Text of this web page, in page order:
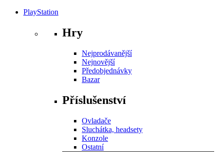
PlayStation
Hry
Nejprodávanější
Nejnovější
Předobjednávky
Bazar
Příslušenství
Ovladače
Sluchátka, headsety
Konzole
Ostatní